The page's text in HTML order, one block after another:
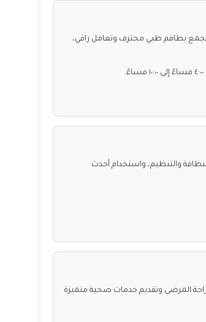
بطاقم طبي محترف وتعامل راقي،
والتنظيم، واستخدام أحدث
المرضى وتقديم خدمات صحية متميزة